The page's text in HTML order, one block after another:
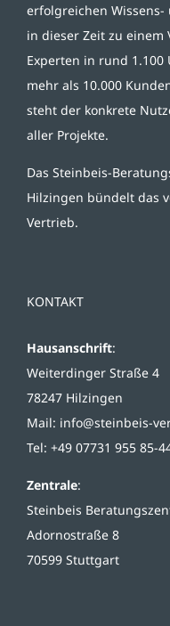
erfolgreichen
in dieser Zeit zu einem
Experten in rund
mehr als 10.000
steht der konkrete
aller Projekte.
Das Steinbeis-
Hilzingen bündelt das
Vertrieb.
KONTAKT
Hausanschrift:
Weiterdinger Straße 4
78247 Hilzingen
Mail: info@steinbeis-
Tel: +49 07731 955 85-
Zentrale:
Steinbeis
Adornostraße 8
70599 Stuttgart